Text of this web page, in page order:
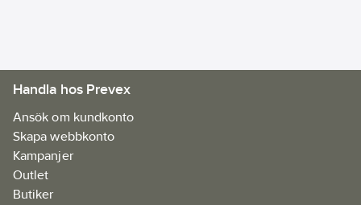
Handla hos Prevex
Ansök om kundkonto
Skapa webbkonto
Kampanjer
Outlet
Butiker